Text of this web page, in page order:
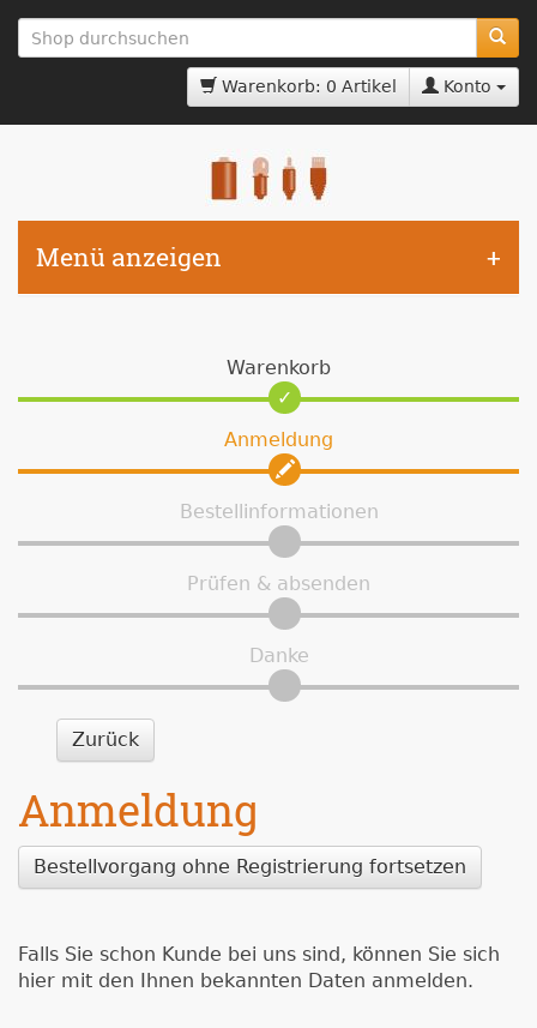
zum
Hauptinhalt
Warenkorb: 0 Artikel Konto
Menü anzeigen
Warenkorb
Anmeldung
Bestellinformationen
Prüfen & absenden
Danke
Zurück
Anmeldung
Bestellvorgang ohne Registrierung fortsetzen
Falls Sie schon Kunde bei uns sind, können Sie sich
hier mit den Ihnen bekannten Daten anmelden.